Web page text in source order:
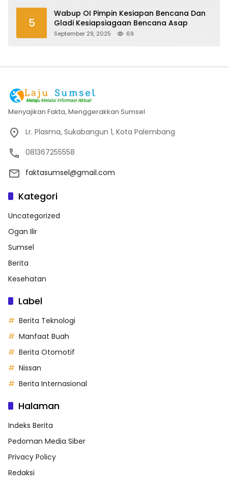
5
Wabup OI Pimpin Kesiapan Bencana Dan
Gladi Kesiapsiagaan Bencana Asap
September 29, 2025 69
Menyajikan Fakta, Menggerakkan Sumsel
Lr. Plasma, Sukabangun 1, Kota Palembang
081367255558
faktasumsel@gmail.com
Kategori
Uncategorized
Ogan Ilir
Sumsel
Berita
Kesehatan
Label
Berita Teknologi
Manfaat Buah
Berita Otomotif
Nissan
Berita Internasional
Halaman
Indeks Berita
Pedoman Media Siber
Privacy Policy
Redaksi